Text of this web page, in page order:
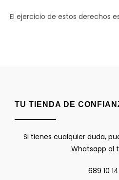
El ejercicio de estos derechos
TU TIENDA DE
Si tienes cualquier duda,
Whatsapp al
689 10